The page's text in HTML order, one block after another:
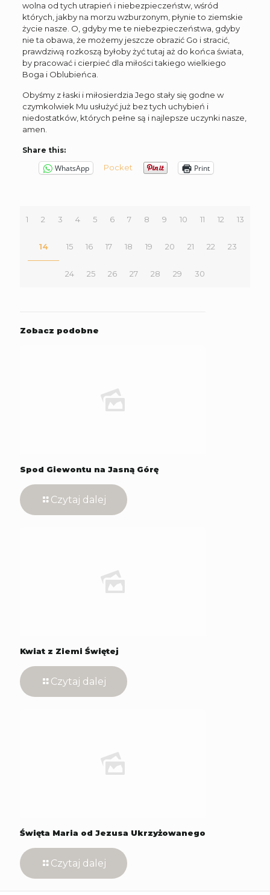
wolna od tych utrapień i niebezpieczeństw, wśród
których, jakby na morzu wzburzonym, płynie to ziemskie
życie nasze. O, gdyby me te niebezpieczeństwa, gdyby
nie ta obawa, że możemy jeszcze obrazić Go i stracić,
prawdziwą rozkoszą byłoby żyć tutaj aż do końca świata,
by pracować i cierpieć dla miłości takiego wielkiego
Boga i Oblubieńca.
Obyśmy z łaski i miłosierdzia Jego stały się godne w
czymkolwiek Mu usłużyć już bez tych uchybień i
niedostatków, których pełne są i najlepsze uczynki nasze,
amen.
Share this:
WhatsApp Pocket Print
1 2 3 4 5 6 7 8 9 10 11 12 13
14 15 16 17 18 19 20 21 22 23
24 25 26 27 28 29 30
Zobacz podobne
Spod Giewontu na Jasną Górę
Czytaj dalej
Kwiat z Ziemi Świętej
Czytaj dalej
Święta Maria od Jezusa Ukrzyżowanego
Czytaj dalej